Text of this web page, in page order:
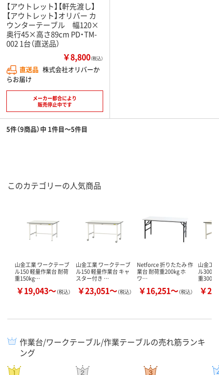
【アウトレット】【軒先渡し】
【アウトレット】オリバー カ
ウンターテーブル 幅120×
奥行45×高さ89cm PD・TM-
002 1台（直送品）
￥8,800（税込）
直送品 株式会社オリバーか
らお届け
メーカー都合により
販売停止中です
5件（9商品）中 1件目～5件目
このカテゴリーの人気商品
山金工業 ワークテーブ
ル150 軽量作業台 耐荷
重150kg…
￥19,043～（税込）
山金工業 ワークテーブ
ル150 軽量作業台 キャ
スター付き …
￥23,051～（税込）
Netforce 折りたたみ 作
業台 耐荷重200kg ホ
ワ…
￥16,251～（税込）
山金工
ル300
重
￥
作業台/ワークテーブル/作業テーブルの売れ筋ランキ
ング